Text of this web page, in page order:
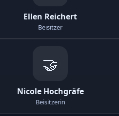
Ellen Reichert
Beisitzer
🤝
Nicole Hochgräfe
Beisitzerin